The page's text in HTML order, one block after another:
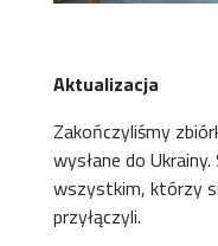
Aktualizacja
Zakończyliśmy
wysłane do
wszystkim, którzy
przyłączyli.